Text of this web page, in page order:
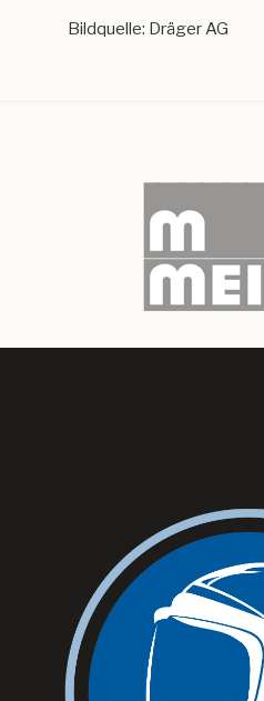
Bildquelle: Dräger AG